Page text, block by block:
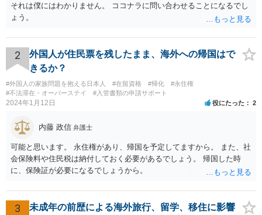
それは僕にはわかりません。 ココナラに問い合わせることになるでし
ょう。
2
外国人が住民票を残したまま、海外への帰国はで
きるか？
#外国人の家族問題を抱える日本人 #在留資格 #帰化
#永住権
#不法滞在・オーバーステイ
#入管書類の申請サポート
2024年1月12日 役にたった 2
内藤 政信 弁護士
可能と思います。 永住権があり、帰国を予定してますから。 また、社
会保険料や住民税は納付しておく必要があるでしょう。 帰国した時
に、保険証が必要になるでしょうから。
3
未成年の前歴による海外旅行、留学、移住に影響